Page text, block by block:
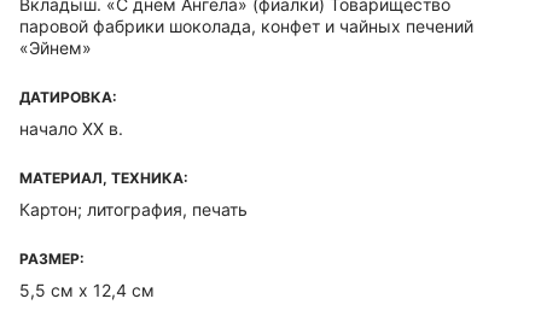
Вкладыш. «С днем Ангела» (фиалки) Товарищество
паровой фабрики шоколада, конфет и чайных печений
«Эйнем»
ДАТИРОВКА:
начало ХХ в.
МАТЕРИАЛ, ТЕХНИКА:
Картон; литография, печать
РАЗМЕР:
5,5 см х 12,4 см